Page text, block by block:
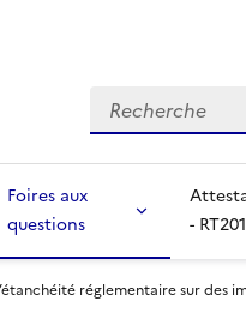
Recherche
Foires aux
questions
-
réglementaire sur des